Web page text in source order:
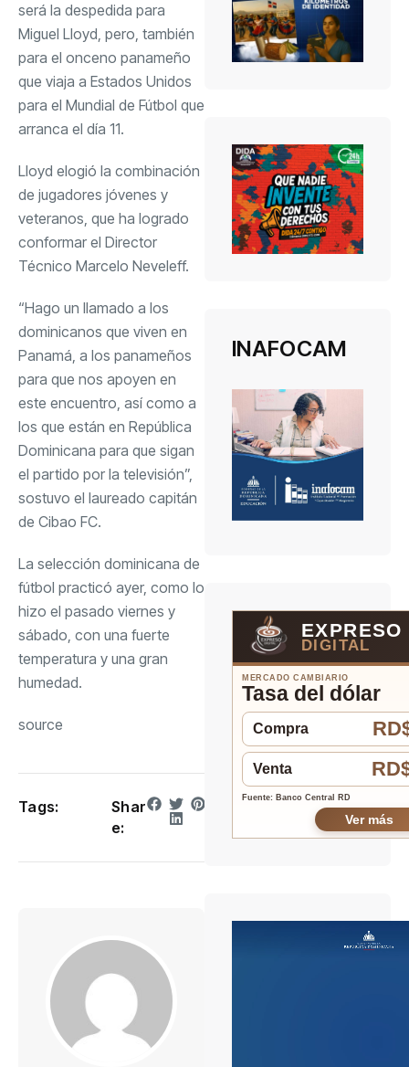
será la despedida para
Miguel Lloyd, pero, también
para el onceno panameño
que viaja a Estados Unidos
para el Mundial de Fútbol que
arranca el día 11.
Lloyd elogió la combinación
de jugadores jóvenes y
veteranos, que ha logrado
conformar el Director
Técnico Marcelo Neveleff.
“Hago un llamado a los
dominicanos que viven en
Panamá, a los panameños
para que nos apoyen en
este encuentro, así como a
los que están en República
Dominicana para que sigan
el partido por la televisión”,
sostuvo el laureado capitán
de Cibao FC.
La selección dominicana de
fútbol practicó ayer, como lo
hizo el pasado viernes y
sábado, con una fuerte
temperatura y una gran
humedad.
source
Tags:
Shar
e:
INAFOCAM
EXPRESO
DIGITAL
MERCADO CAMBIARIO
Tasa del dólar
Compra
Venta
Fuente: Banco Central RD
Ver más